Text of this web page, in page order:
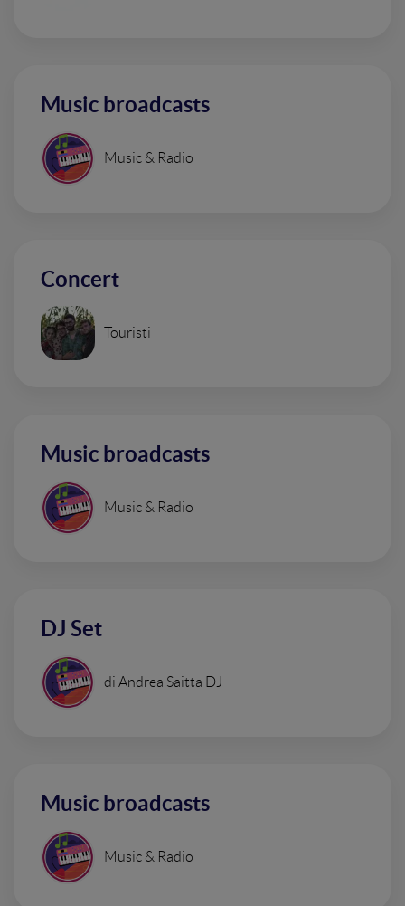
Music broadcasts
Music & Radio
Concert
Touristi
Music broadcasts
Music & Radio
DJ Set
di Andrea Saitta DJ
Music broadcasts
Music & Radio